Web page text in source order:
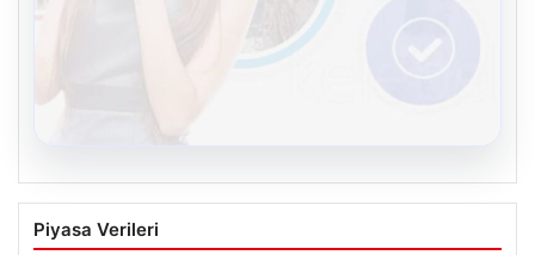
Kelebek chat adresi İle Çevrim içi
İletişimin Güvenli Adresi Ve Chat
Piyasa Verileri